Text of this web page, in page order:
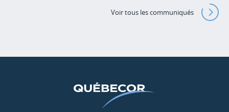
Voir tous les communiqués